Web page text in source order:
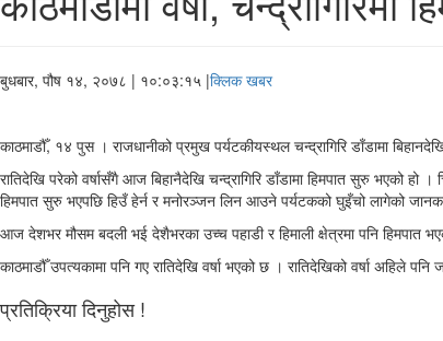
बुधबार, पौष १४, २०७८ | १०:०३:१५ |क्लिक खबर
काठमाडौँ, १४ पुस । राजधानीको प्रमुख पर्यटकीयस्थल चन्द्रागिरि डाँडामा
रातिदेखि परेको वर्षासँगै आज बिहानैदेखि चन्द्रागिरि डाँडामा हिमपात सुरु भएको हो
हिमपात सुरु भएपछि हिउँ हेर्न र मनोरञ्जन लिन आउने पर्यटकको घुइँचो लागेको
आज देशभर मौसम बदली भई देशैभरका उच्च पहाडी र हिमाली क्षेत्रमा पनि हिमपात
काठमाडौँ उपत्यकामा पनि गए रातिदेखि वर्षा भएको छ । रातिदेखिको वर्षा अहिले
प्रतिक्रिया दिनुहोस !